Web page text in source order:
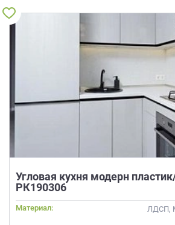
Угловая кухня модерн
РК190306
Материал:
ЛДСП,